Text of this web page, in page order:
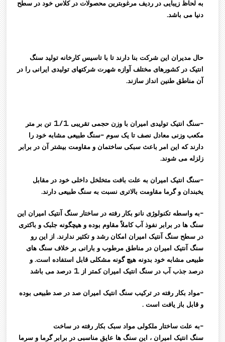
به لحاظ زیبایی در ردیف مرغوبترین محصولات در کلاس خود در سطح
دنیا می باشد.
حال مدیران این شرکت بنا دارند تا با تاسیس کارخانه تولید سنگ
انتیک در کشورهای مختلف آوازه شهرت شرکتهای تولیدی ایرانی را در
آن مناطق طنین انداز سازند.
-سنگ انتیک تولیدی امیران با وزن حجمی تقریبی 1/1 تن بر متر
مکعب وزنی معادل نصف تا یک سوم -سنگ طبیعی مشابه خود را
دارند که این امر باعث سبکی ساختمان و مقاومت بیشتر آن در برابر
زلزله می شوند.
-سنگ انتیک امیران به علت بافت متخلخل داخلی خود در مقابل
یخبندان و گرما مقاومت بالاتری نسبت به سنگ طبیعی دارند.
-به واسطه تکنولوژی نانو بکار رفته در ساختار سنگ آنتیک امیران این
سنگ ها در برابر نفوذ آب کاملاً مقاوم بوده و هیچگونه جلبک و باکتری
در سطح سنگ آنتیک امیران امکان رشد و تکثیر ندارند. از این رو
سنگ آنتیک امیران در مناطق مرطوب و بارانی بر خلاف سنگ های
طبیعی مشابه خود بدونه هیچ گونه مشکلی قابل استفاده است. و
درصد جذب آب در سنگ انتیک امیران کمتر از 1 درصد می باشد
-مواد بکار رفته در ترکیب سنگ انتیک امیران صد در صد طبیعی بوده
و قابل باز یافت است .
-به علت ساختار ملکولی مواد سبک بکار رفته در ساخت
سنگ انتیک امیران ، این سنگ ها عایق مناسبی در برابر گرما و سرما